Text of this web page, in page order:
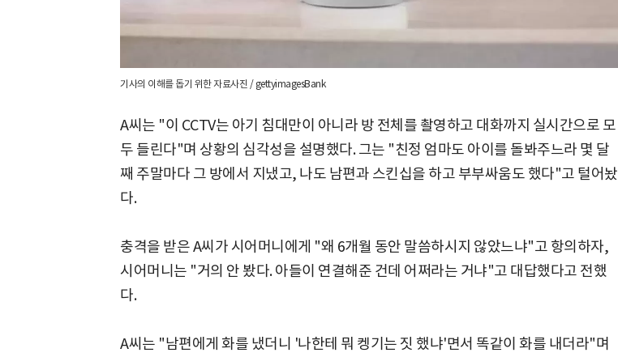
기사의 이해를 돕기 위한 자료사진 / gettyimagesBank
A씨는 "이 CCTV는 아기 침대만이 아니라 방 전체를 촬영하고 대화까지 실시간으로 모
두 들린다"며 상황의 심각성을 설명했다. 그는 "친정 엄마도 아이를 돌봐주느라 몇 달
째 주말마다 그 방에서 지냈고, 나도 남편과 스킨십을 하고 부부싸움도 했다"고 털어놨
다.
충격을 받은 A씨가 시어머니에게 "왜 6개월 동안 말씀하시지 않았느냐"고 항의하자,
시어머니는 "거의 안 봤다. 아들이 연결해준 건데 어쩌라는 거냐"고 대답했다고 전했
다.
A씨는 "남편에게 화를 냈더니 '나한테 뭐 켕기는 짓 했냐'면서 똑같이 화를 내더라"며